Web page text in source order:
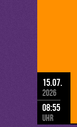
15.07.
2026
08:55
Uhr